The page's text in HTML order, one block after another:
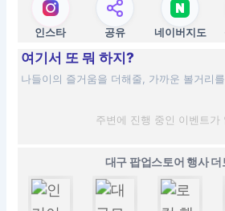
인스타 공유 네이버지도
여기서 또 뭐 하지?
나들이의 즐거움을 더해줄, 가까운 볼거리
주변에 진행 중인 이벤트가
대구 팝업스토어 행사 더